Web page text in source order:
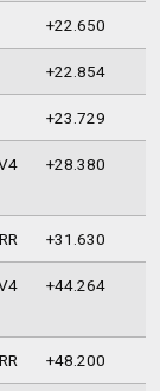
+22.650
+22.854
+23.729
+28.380
+31.630
+44.264
+48.200